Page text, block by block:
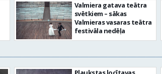
Valmiera gatava teātra
svētkiem – sākas
Valmieras vasaras teātra
festivāla nedēļa